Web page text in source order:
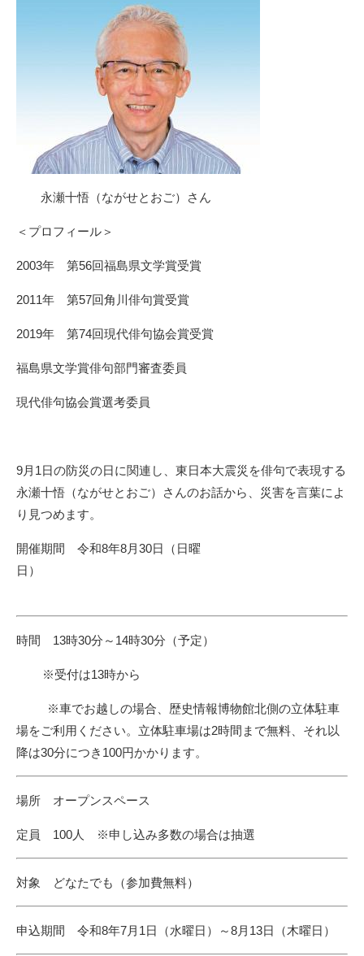
永瀬十悟（ながせとおご）さん
＜プロフィール＞
2003年 第56回福島県文学賞受賞
2011年 第57回角川俳句賞受賞
2019年 第74回現代俳句協会賞受賞
福島県文学賞俳句部門審査委員
現代俳句協会賞選考委員
9月1日の防災の日に関連し、東日本大震災を俳句で表現する
永瀬十悟（ながせとおご）さんのお話から、災害を言葉によ
り見つめます。
開催期間 令和8年8月30日（日曜
日）
時間 13時30分～14時30分（予定）
※受付は13時から
※車でお越しの場合、歴史情報博物館北側の立体駐車
場をご利用ください。立体駐車場は2時間まで無料、それ以
降は30分につき100円かかります。
場所 オープンスペース
定員 100人 ※申し込み多数の場合は抽選
対象 どなたでも（参加費無料）
申込期間 令和8年7月1日（水曜日）～8月13日（木曜日）